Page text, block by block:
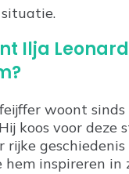
Ilja
woont
koos voor deze
rijke
inspireren in